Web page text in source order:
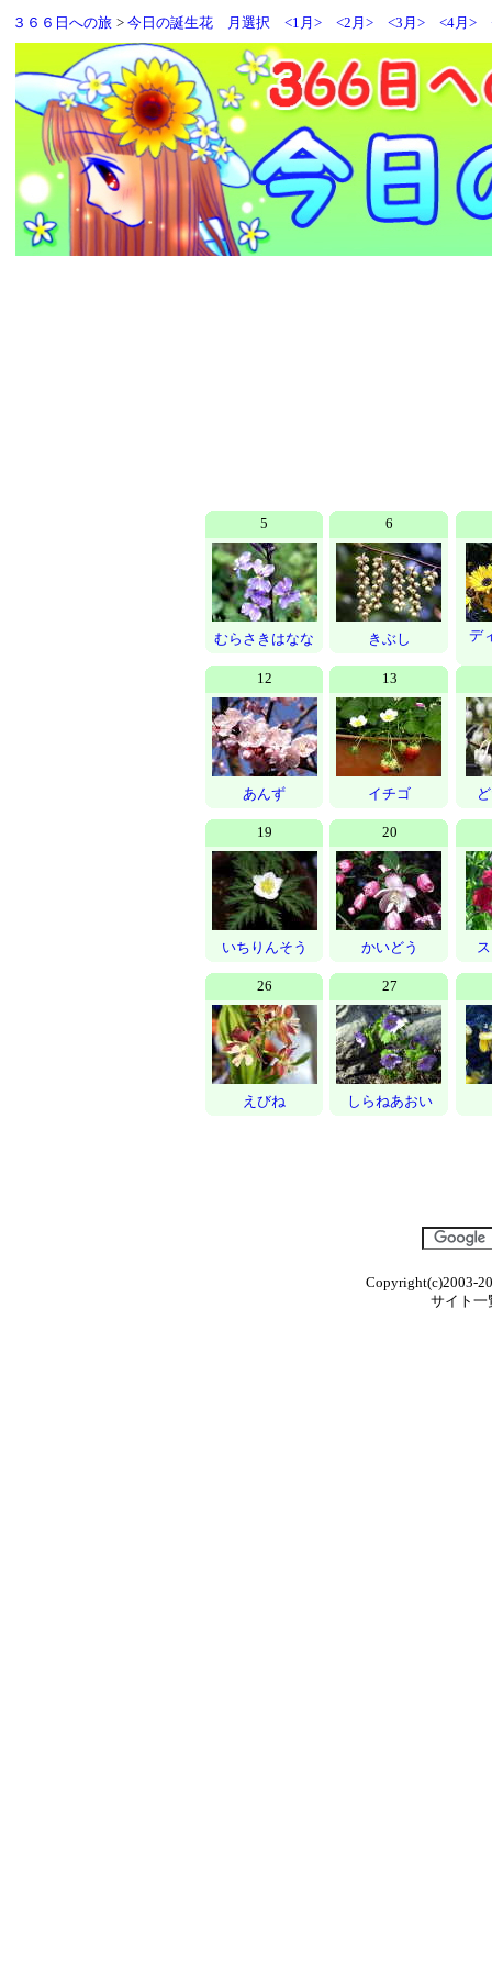
３６６日への旅 > 今日の誕生花 月選択 <1月> <2月> <3月> <4月>
5
むらさきはなな
6
きぶし デ
12
あんず
13
イチゴ
19
いちりんそう
20
かいどう
26
えびね
27
しらねあおい
Copyright(c)2003-
サイト